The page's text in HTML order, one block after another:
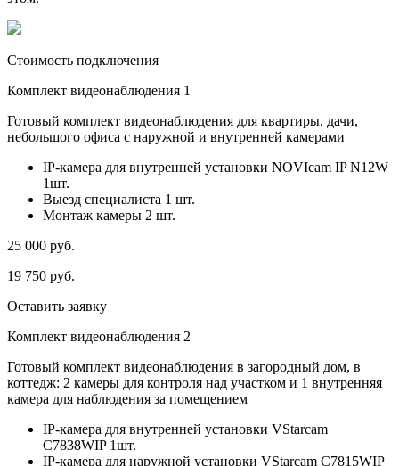
Стоимость подключения
Комплект видеонаблюдения 1
Готовый комплект видеонаблюдения для квартиры, дачи,
небольшого офиса с наружной и внутренней камерами
IP-камера для внутренней установки NOVIcam IP N12W
1шт.
Выезд специалиста 1 шт.
Монтаж камеры 2 шт.
25 000 руб.
19 750 руб.
Оставить заявку
Комплект видеонаблюдения 2
Готовый комплект видеонаблюдения в загородный дом, в
коттедж: 2 камеры для контроля над участком и 1 внутренняя
камера для наблюдения за помещением
IP-камера для внутренней установки VStarcam
C7838WIP 1шт.
IP-камера для наружной установки VStarcam C7815WIP